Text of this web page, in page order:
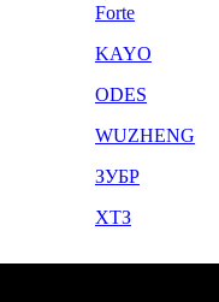
Forte
KAYO
ODES
WUZHENG
ЗУБР
ХТЗ